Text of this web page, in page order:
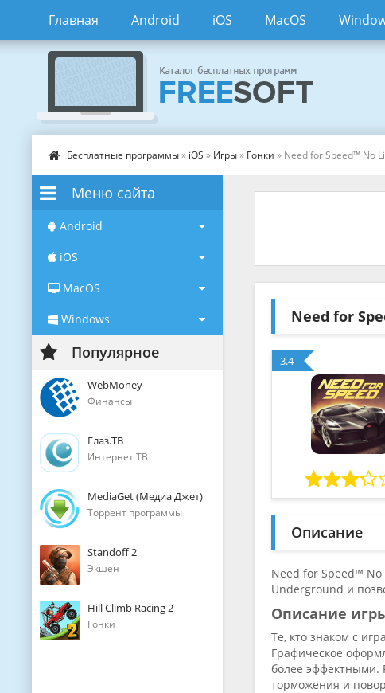
Главная Android iOS MacOS
Бесплатные программы» iOS » Игры» Гонки » Need for Speed™ No
Меню сайта
Android
iOS
MacOS
Windows
Популярное
WebMoney
Финансы
Глаз.ТВ
Интернет ТВ
MediaGet (Медиа Джет)
Торрент программы
Standoff 2
Экшен
Hill Climb Racing 2
Гонки
Need for
3.4
Описание
Need for Speed™ No
Underground и
Описание
Те, кто знаком с
Графическое
более эффектными.
торможения и